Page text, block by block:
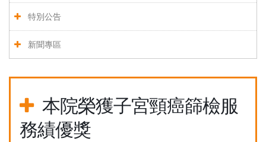
特別公告
新聞專區
本院榮獲子宮頸癌篩檢服
務績優獎